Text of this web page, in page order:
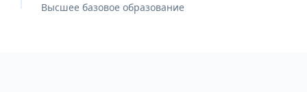
Высшее базовое образование